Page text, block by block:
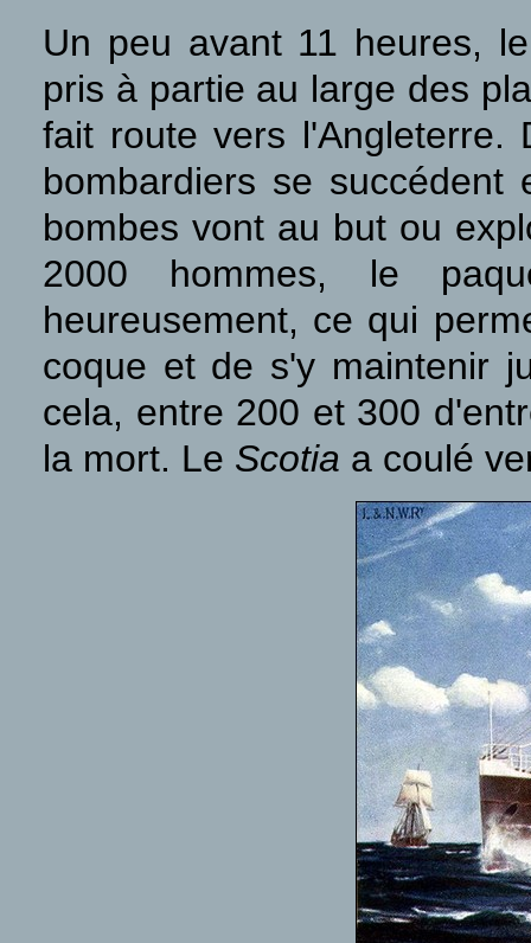
Un peu avant 11 heures,
pris à partie au large des
fait route vers l'Angleterre.
bombardiers se
bombes vont au but ou
2000 hommes, le
heureusement, ce qui
coque et de s'y maintenir
cela, entre 200 et 300
la mort. Le Scotia a coulé